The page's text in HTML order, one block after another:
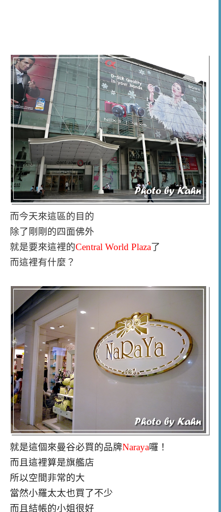
而今天來這區的目的
除了剛剛的四面佛外
就是要來這裡的Central World Plaza了
而這裡有什麼？
就是這個來曼谷必買的品牌Naraya囉！
而且這裡算是旗艦店
所以空間非常的大
當然小羅太太也買了不少
而且結帳的小姐很好